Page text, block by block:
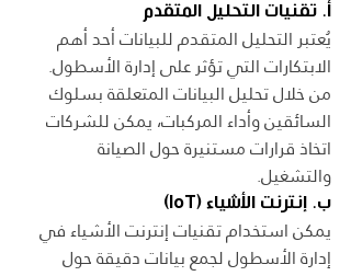
أ. تقنيات التحليل المتقدم
يُعتبر التحليل المتقدم للبيانات أحد أهم
الابتكارات التي تؤثر على إدارة الأسطول.
من خلال تحليل البيانات المتعلقة بسلوك
السائقين وأداء المركبات، يمكن للشركات
اتخاذ قرارات مستنيرة حول الصيانة
والتشغيل.
ب. إنترنت الأشياء (IoT)
يمكن استخدام تقنيات إنترنت الأشياء في
إدارة الأسطول لجمع بيانات دقيقة حول